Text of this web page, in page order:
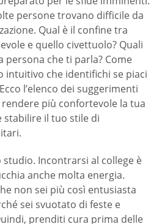
persone trovano difficile da
Qual è il confine tra
e quello civettuolo? Quali
persona che ti parla? Come
intuitivo che identifichi se piaci
l’elenco dei suggerimenti
più confortevole la tua
il tuo stile di
Incontrarsi al college è
anche molta energia.
non sei più così entusiasta
sei svuotato di feste e
prenditi cura prima delle